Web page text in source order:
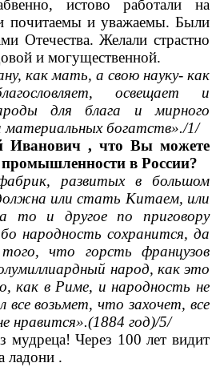
истово работали на
почитаемы и уважаемы. Были
Отечества. Желали страстно
и могущественной.
как мать, а свою науку- как
освещает и
для блага и мирного
материальных богатств»./1/
Иванович , что Вы можете
промышленности в России?
развитых в большом
или стать Китаем, или
то и другое по приговору
народность сохранится, да
что горсть французов
народ, как это
как в Риме, и народность не
все возьмет, что захочет, все
нравится».(1884 год)/5/
Через 100 лет видит
ладони .